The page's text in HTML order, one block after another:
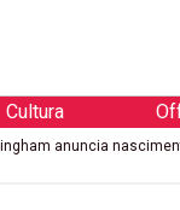
Cultura
anuncia